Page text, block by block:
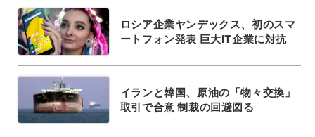
ロシア企業ヤンデックス、初のスマ
ートフォン発表 巨大IT企業に対抗
イランと韓国、原油の「物々交換」
取引で合意 制裁の回避図る